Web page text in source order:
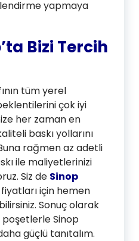
yapmaya
Bizi Tercih
tüm yerel
çok iyi
her zaman en
baskı yollarını
rağmen az adetli
ile maliyetlerinizi
Siz de Sinop
için hemen
Sonuç olarak
poşetlerle Sinop
güçlü tanıtalım.